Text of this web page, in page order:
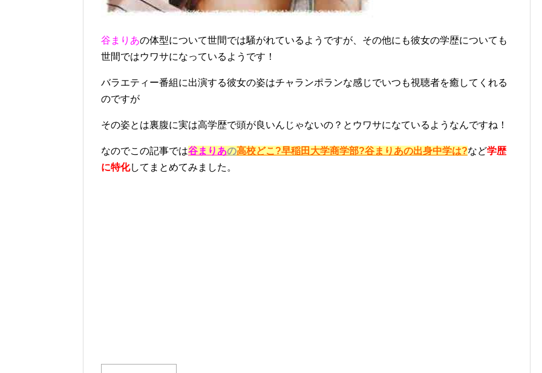
谷まりあの体型について世間では騒がれているようですが、その他にも彼女の学歴についても
世間ではウワサになっているようです！
バラエティー番組に出演する彼女の姿はチャランポランな感じでいつも視聴者を癒してくれる
のですが
その姿とは裏腹に実は高学歴で頭が良いんじゃないの？とウワサになているようなんですね！
なのでこの記事では谷まりあの高校どこ?早稲田大学商学部?谷まりあの出身中学は?など学歴
に特化してまとめてみました。